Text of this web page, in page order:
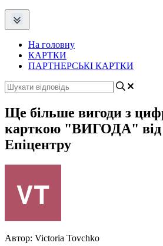
На головну
КАРТКИ
ПАРТНЕРСЬКІ КАРТКИ
Ще більше вигоди з
карткою "ВИГОДА" від
Епіцентру
Автор: Victoria Tovchko